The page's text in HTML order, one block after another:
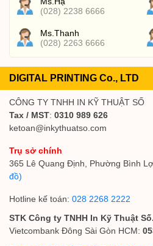
(028) 2238 6666
Ms.Thanh
(028) 2263 6666
DIGITAL PRINTING Co., LTD
CÔNG TY TNHH IN KỸ THUẬT SỐ
Tax / MST: 0310 989 626
ketoan@inkythuatso.com
Trụ sở chính
365 Lê Quang Định, Phường Bình
đồ)
Hotline kế toán: 028 2268 2222
STK Công ty TNHH In Kỹ Thuật Số.
Vietcombank Đông Sài Gòn HCM: